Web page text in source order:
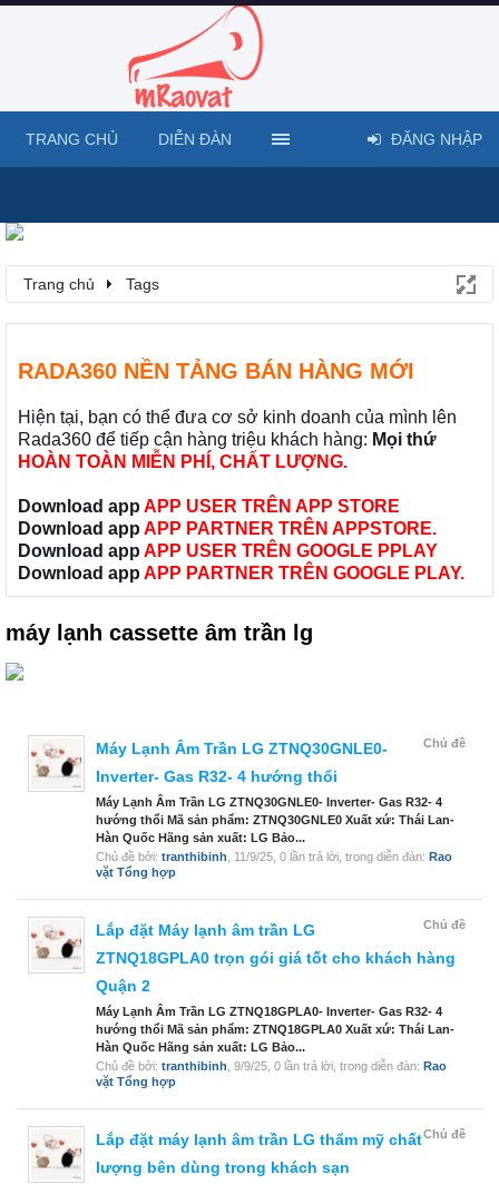
Trang chủ Tags
RADA360 NỀN TẢNG BÁN HÀNG MỚI
Hiện tại, bạn có thể đưa cơ sở kinh doanh của mình lên
Rada360 để tiếp cận hàng triệu khách hàng: Mọi thứ
HOÀN TOÀN MIỄN PHÍ, CHẤT LƯỢNG.
Download app APP USER TRÊN APP STORE
Download app APP PARTNER TRÊN APPSTORE.
Download app APP USER TRÊN GOOGLE PPLAY
Download app APP PARTNER TRÊN GOOGLE PLAY.
máy lạnh cassette âm trần lg
Chủ đề
Máy Lạnh Âm Trần LG ZTNQ30GNLE0-
Inverter- Gas R32- 4 hướng thổi
Máy Lạnh Âm Trần LG ZTNQ30GNLE0- Inverter- Gas R32- 4
hướng thổi Mã sản phẩm: ZTNQ30GNLE0 Xuất xứ: Thái Lan-
Hàn Quốc Hãng sản xuất: LG Bảo...
Chủ đề bởi: tranthibinh 11/9/25 , 0 lần trả lời, trong diễn đàn: Rao
vặt Tổng hợp
Chủ đề
Lắp đặt Máy lạnh âm trần LG
ZTNQ18GPLA0 trọn gói giá tốt cho khách hàng
Quận 2
Máy Lạnh Âm Trần LG ZTNQ18GPLA0- Inverter- Gas R32- 4
hướng thổi Mã sản phẩm: ZTNQ18GPLA0 Xuất xứ: Thái Lan-
Hàn Quốc Hãng sản xuất: LG Bảo...
Chủ đề bởi: tranthibinh 9/9/25 , 0 lần trả lời, trong diễn đàn: Rao
vặt Tổng hợp
Chủ đề
Lắp đặt máy lạnh âm trần LG thẩm mỹ chất
lượng bên dùng trong khách sạn
TRANG CHỦ DIỄN ĐÀN ĐĂNG NHẬP